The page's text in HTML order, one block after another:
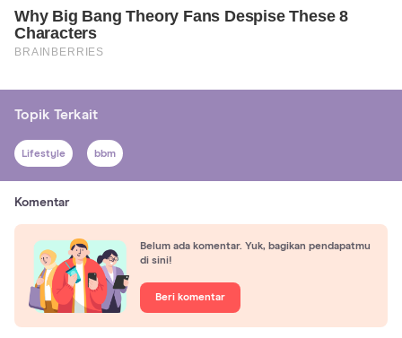
Topik Terkait
Lifestyle bbm
Komentar
Belum ada komentar. Yuk, bagikan pendapatmu
di sini!
Beri komentar